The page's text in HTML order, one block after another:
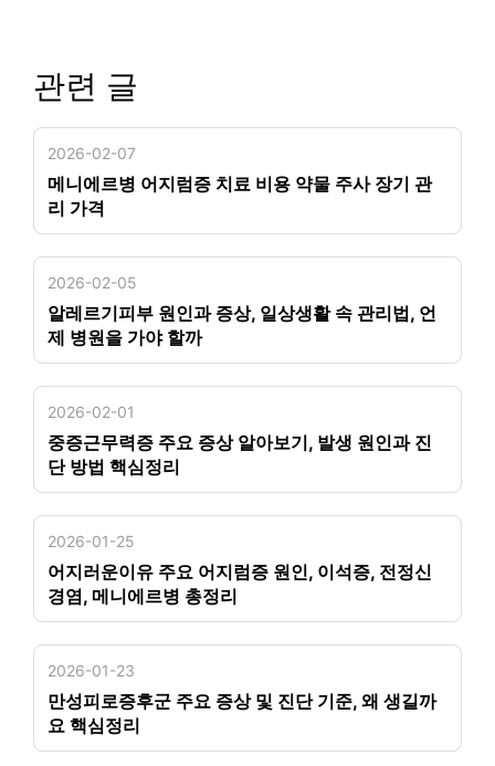
관련 글
2026-02-07
메니에르병 어지럼증 치료 비용 약물 주사 장기 관
리 가격
2026-02-05
알레르기피부 원인과 증상, 일상생활 속 관리법, 언
제 병원을 가야 할까
2026-02-01
중증근무력증 주요 증상 알아보기, 발생 원인과 진
단 방법 핵심정리
2026-01-25
어지러운이유 주요 어지럼증 원인, 이석증, 전정신
경염, 메니에르병 총정리
2026-01-23
만성피로증후군 주요 증상 및 진단 기준, 왜 생길까
요 핵심정리